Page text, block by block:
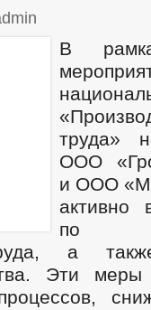
В
труда»
ООО
и ООО
активно
по
а
Эти